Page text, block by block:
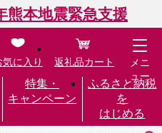
熊本地震緊急支援
特集・
キャンペーン
ふるさと納税
を
はじめる
気に入り 返礼品カート
メニ
ュー